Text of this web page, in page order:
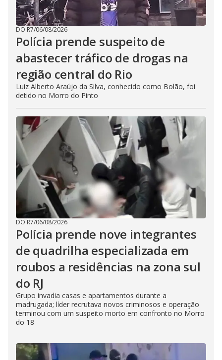
DO R7/06/08/2026
Polícia prende suspeito de
abastecer tráfico de drogas na
região central do Rio
Luiz Alberto Araújo da Silva, conhecido como Bolão, foi
detido no Morro do Pinto
DO R7/06/08/2026
Polícia prende nove integrantes
de quadrilha especializada em
roubos a residências na zona sul
do RJ
Grupo invadia casas e apartamentos durante a
madrugada; líder recrutava novos criminosos e operação
terminou com um suspeito morto em confronto no Morro
do 18